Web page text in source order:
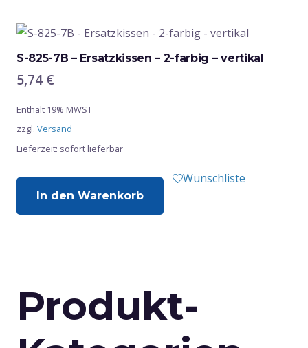
S-825-7B – Ersatzkissen – 2-farbig – vertikal
5,74 €
Enthält 19% MWST
zzgl. Versand
Lieferzeit: sofort lieferbar
In den Warenkorb
Wunschliste
Produkt-